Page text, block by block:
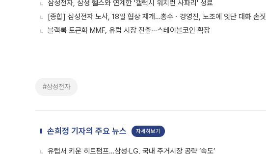
삼성전자, 삼성 헬스와 연계한 '갤럭시 워치런 사파리' 성료
[종합] 삼성전자 노사, 18일 협상 재개…총수ㆍ경영진, 노조에 잇단 대화 손짓
블랙록 토큰화 MMF, 유럽 시장 진출∙∙∙스테이블코인 확장
#삼성전자
손희정 기자의 주요 뉴스 자세히보기
유럽서 키운 히트펌프…삼성·LG, 국내 주거시장 공략 ‘속도’